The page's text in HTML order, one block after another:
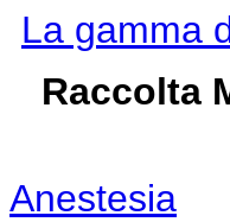
La gamma
Raccolta
Anestesia